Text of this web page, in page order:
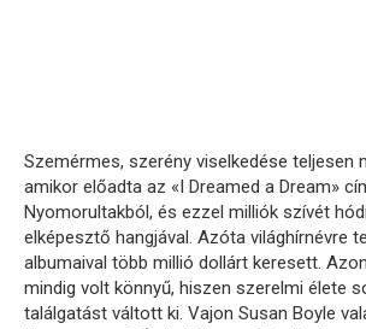
Szemérmes, szerény viselkedése teljesen
amikor előadta az «I Dreamed a Dream»
Nyomorultakból, és ezzel milliók szívét
elképesztő hangjával. Azóta világhírnévre
albumaival több millió dollárt keresett.
mindig volt könnyű, hiszen szerelmi élete
találgatást váltott ki. Vajon Susan Boyle